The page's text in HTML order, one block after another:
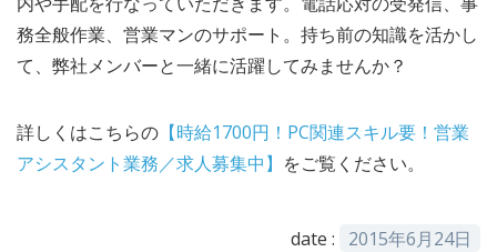
務全般作業、営業マンのサポート。持ち前の知識を活かし
て、弊社メンバーと一緒に活躍してみませんか？
詳しくはこちらの 【時給1700円！PC関連スキル要！営業
アシスタント業務／求人募集中】 をご覧ください。
date : 2015年6月24日